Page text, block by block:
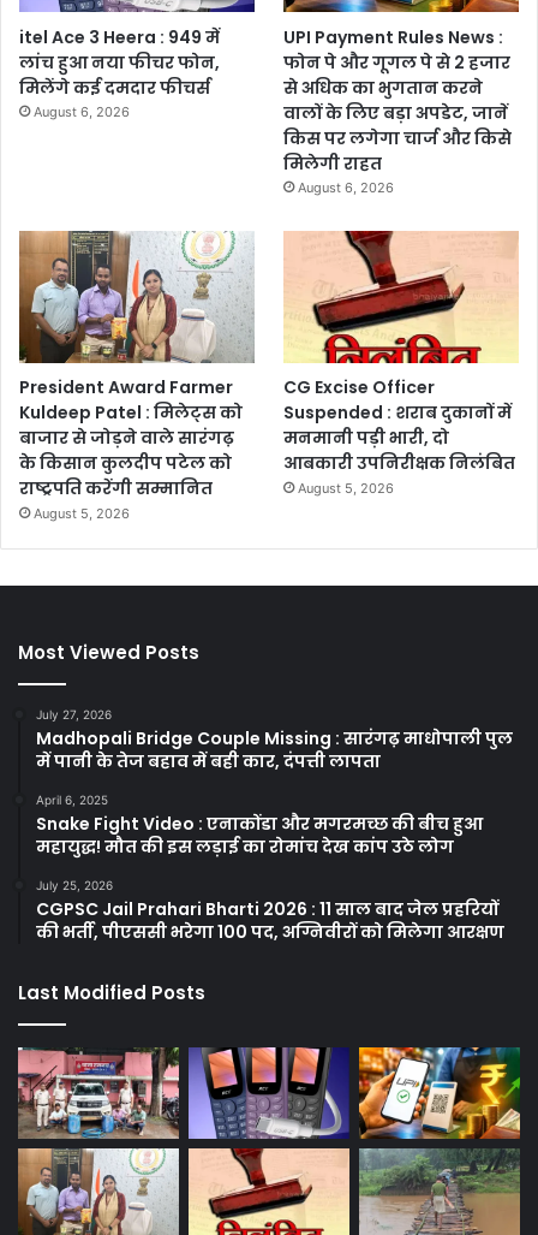
itel Ace 3 Heera : 949 में
लांच हुआ नया फीचर फोन,
मिलेंगे कई दमदार फीचर्स
August 6, 2026
UPI Payment Rules News :
फोन पे और गूगल पे से 2 हजार
से अधिक का भुगतान करने
वालों के लिए बड़ा अपडेट, जानें
किस पर लगेगा चार्ज और किसे
मिलेगी राहत
August 6, 2026
President Award Farmer
Kuldeep Patel : मिलेट्स को
बाजार से जोड़ने वाले सारंगढ़
के किसान कुलदीप पटेल को
राष्ट्रपति करेंगी सम्मानित
August 5, 2026
CG Excise Officer
Suspended : शराब दुकानों में
मनमानी पड़ी भारी, दो
आबकारी उपनिरीक्षक निलंबित
August 5, 2026
Most Viewed Posts
July 27, 2026
Madhopali Bridge Couple Missing : सारंगढ़ माधोपाली पुल
में पानी के तेज बहाव में बही कार, दंपत्ती लापता
April 6, 2025
Snake Fight Video : एनाकोंडा और मगरमच्छ की बीच हुआ
महायुद्ध! मौत की इस लड़ाई का रोमांच देख कांप उठे लोग
July 25, 2026
CGPSC Jail Prahari Bharti 2026 : 11 साल बाद जेल प्रहरियों
की भर्ती, पीएससी भरेगा 100 पद, अग्निवीरों को मिलेगा आरक्षण
Last Modified Posts